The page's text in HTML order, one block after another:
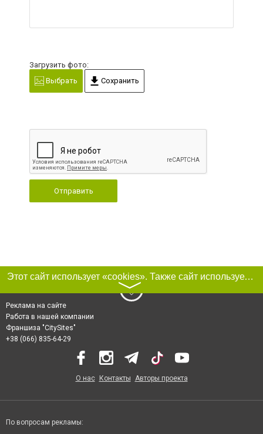
Загрузить фото:
Выбрать
Сохранить
Отправить
Этот сайт использует «cookies». Также сайт использует интернет-сервис для сбора технических данных касательно посетителей с целью получения маркетинговой и статистической информации. Условия обработки данных посетителей сайта см.
〉
Реклама на сайте
Работа в нашей компании
Франшиза "CitySites"
+38 (066) 835-64-29
О нас Контакты Авторы проекта
По вопросам рекламы: